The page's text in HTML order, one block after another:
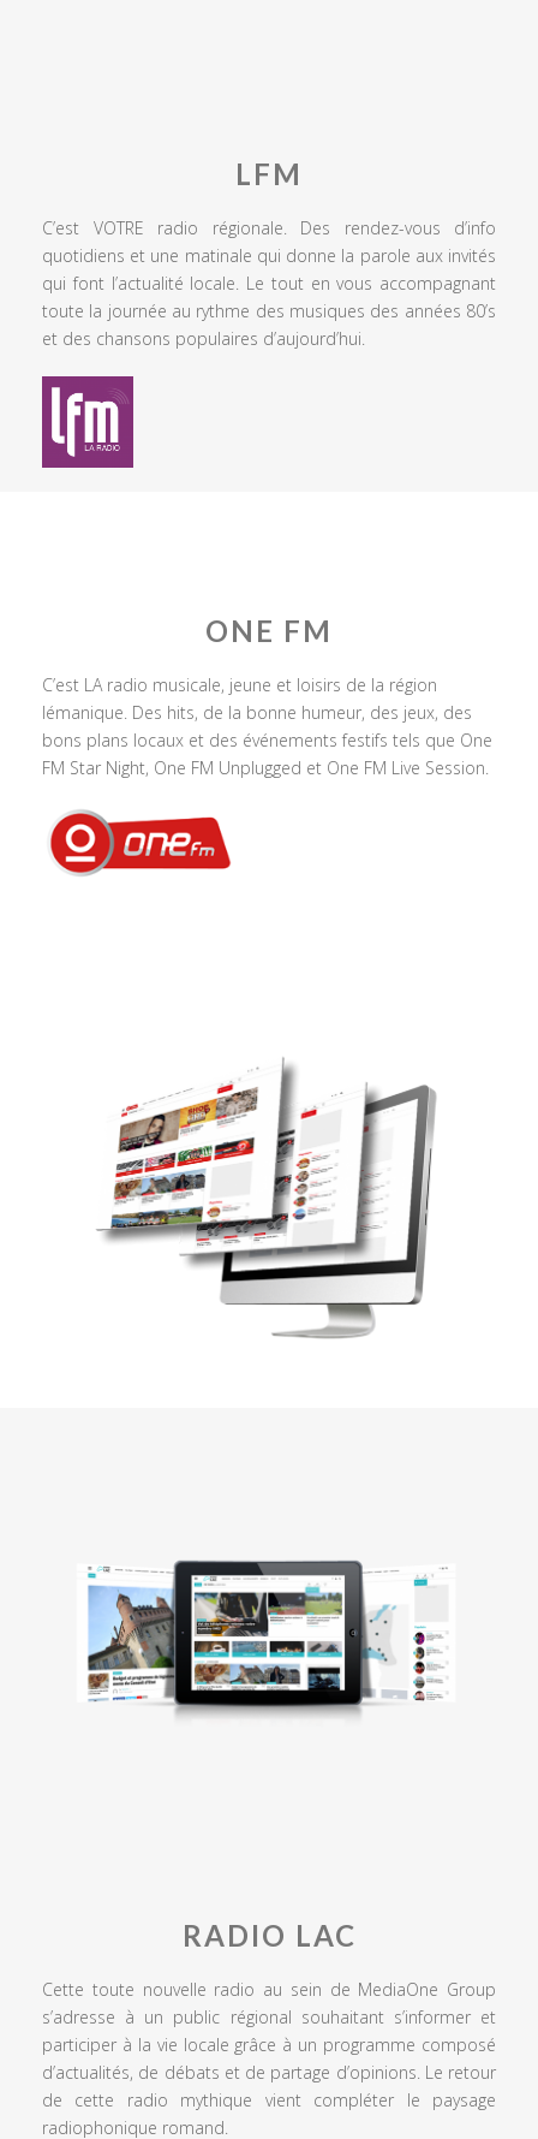
LFM
C’est VOTRE radio régionale. Des rendez-vous d’info
quotidiens et une matinale qui donne la parole aux invités
qui font l’actualité locale. Le tout en vous accompagnant
toute la journée au rythme des musiques des années 80’s
et des chansons populaires d’aujourd’hui.
ONE FM
C’est LA radio musicale, jeune et loisirs de la région
lémanique. Des hits, de la bonne humeur, des jeux, des
bons plans locaux et des événements festifs tels que One
FM Star Night, One FM Unplugged et One FM Live Session.
RADIO LAC
Cette toute nouvelle radio au sein de MediaOne Group
s’adresse à un public régional souhaitant s’informer et
participer à la vie locale grâce à un programme composé
d’actualités, de débats et de partage d’opinions. Le retour
de cette radio mythique vient compléter le paysage
radiophonique romand.